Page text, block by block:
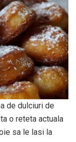
de dulciuri de
o reteta actuala
sa le lasi la